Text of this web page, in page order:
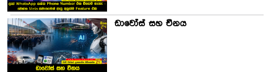
ඩාවෝස් සහ චීනය